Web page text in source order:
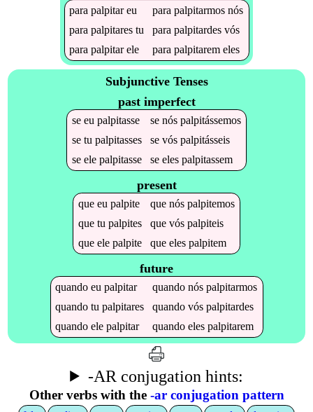
parapalpitareu parapalpitarmos nós
parapalpitares tu parapalpitardes vós
parapalpitarele parapalpitarem eles
Subjunctive Tenses
past imperfect
se eu palpitasse se nós palpitássemos
se tu palpitasses se vós palpitásseis
se ele palpitasse se eles palpitassem
present
que eu palpite que nós palpitemos
que tu palpites que vós palpiteis
que ele palpite que eles palpitem
future
quandoeupalpitar quandonóspalpitarmos
quandotupalpitares quandovóspalpitardes
quandoelepalpitar quandoelespalpitarem
-AR conjugation hints:
Other verbs with the -ar conjugation pattern